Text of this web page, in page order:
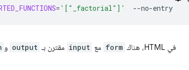
= '["_factorial"]'
في HTML، هناك form مع input مقترن بـ output و